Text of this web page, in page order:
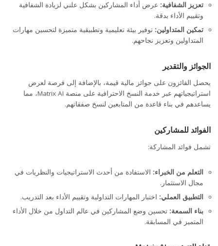
تعزيز الشفافية: عرض أداء المشاركين بشكل علني لزيادة الشفافية
وتقييم الأداء بدقة.
تمكين المتداولين: توفير بيئة تعليمية وتطبيقية متميزة لتحسين مهارات
المتداولين وتعزيز نجاحهم.
الجوائز والتقدير
يحصل الفائزون على جوائز مالية قيمة، بالإضافة إلى فرصة لعرض
استراتيجياتهم عبر خدمة النسخ الاحترافية على منصة Matrix AI، مما
يساعدهم في بناء قاعدة من المتابعين لنسخ صفقاتهم.
الفوائد للمشاركين
تشمل فوائد المشاركة:
التعلم من الخبراء: الاستفادة من أحدث الاستراتيجيات والنظريات في
مجال الاستثمار.
التطبيق العملي: اختبار المهارات التداولية وتقييم الأداء بعد التدريب.
بناء السمعة: تحسين وضع المشاركين في عالم التداول من خلال الأداء
المتميز في المسابقة.